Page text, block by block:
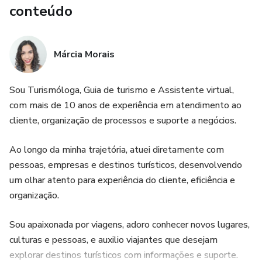
conteúdo
Márcia Morais
Sou Turismóloga, Guia de turismo e Assistente virtual,
com mais de 10 anos de experiência em atendimento ao
cliente, organização de processos e suporte a negócios.
Ao longo da minha trajetória, atuei diretamente com
pessoas, empresas e destinos turísticos, desenvolvendo
um olhar atento para experiência do cliente, eficiência e
organização.
Sou apaixonada por viagens, adoro conhecer novos lugares,
culturas e pessoas, e auxilio viajantes que desejam
explorar destinos turísticos com informações e suporte.